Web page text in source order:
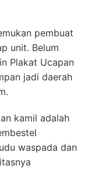
pembuat
unit. Belum
Plakat Ucapan
jadi daerah
kamil adalah
waspada dan